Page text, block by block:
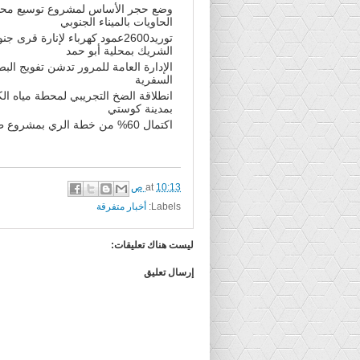
وضع حجر الأساس لمشروع توسيع
الحاويات بالميناء الجنوبي
توريد2600عمود كهرباء لإنارة قرى
الشريك بمحلية أبو حمد
الإدارة العامة للمرور تدشن تفويج
السفرية
انطلاقة الضخ التجريبي لمحطة مياه
بمدينة كوستي
اكتمال 60% من خطة الري بمشروع طوكر
at 10:13 ص
Labels:
أخبار متفرقة
ليست هناك تعليقات:
إرسال تعليق